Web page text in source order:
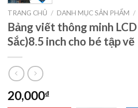
TRANG CHỦ / DANH MỤC SẢN PHẨM /
Bảng viết thông minh
Sắc)8.5 inch cho bé tập vẽ
20,000₫